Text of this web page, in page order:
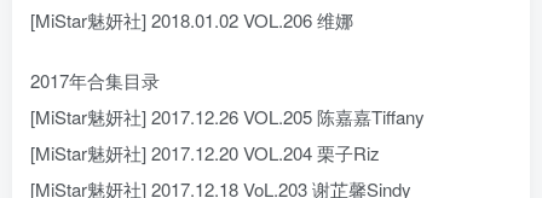
[MiStar魅妍社] 2018.01.02 VOL.206 维娜
2017年合集目录
[MiStar魅妍社] 2017.12.26 VOL.205 陈嘉嘉Tiffany
[MiStar魅妍社] 2017.12.20 VOL.204 栗子Riz
[MiStar魅妍社] 2017.12.18 VoL.203 谢芷馨Sindy